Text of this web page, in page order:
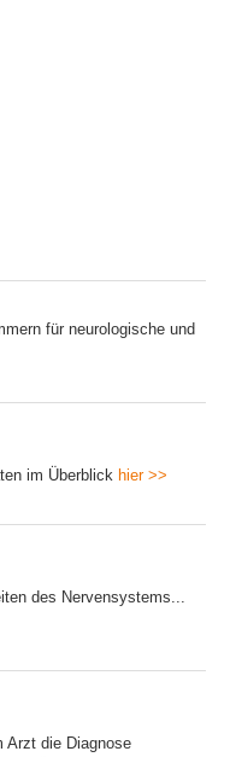
für neurologische und
im Überblick hier >>
des Nervensystems...
Arzt die Diagnose